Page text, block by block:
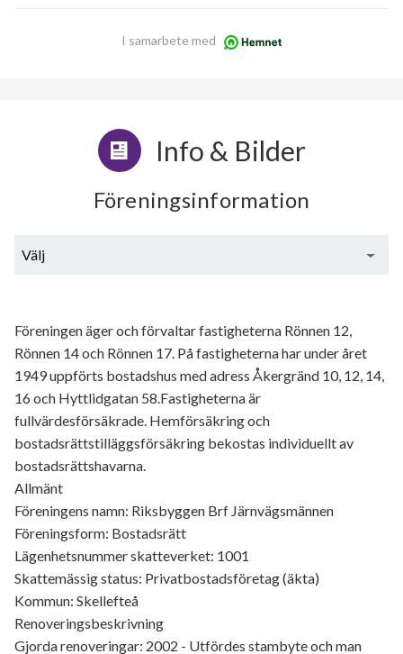
I samarbete med
Info & Bilder
Föreningsinformation
Välj
Föreningen äger och förvaltar fastigheterna Rönnen 12,
Rönnen 14 och Rönnen 17. På fastigheterna har under året
1949 uppförts bostadshus med adress Åkergränd 10, 12, 14,
16 och Hyttlidgatan 58.Fastigheterna är
fullvärdesförsäkrade. Hemförsäkring och
bostadsrättstilläggsförsäkring bekostas individuellt av
bostadsrättshavarna.
Allmänt
Föreningens namn: Riksbyggen Brf Järnvägsmännen
Föreningsform: Bostadsrätt
Lägenhetsnummer skatteverket: 1001
Skattemässig status: Privatbostadsföretag (äkta)
Kommun: Skellefteå
Renoveringsbeskrivning
Gjorda renoveringar: 2002 - Utfördes stambyte och man